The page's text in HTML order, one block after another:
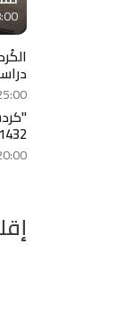
1432- 1925م)